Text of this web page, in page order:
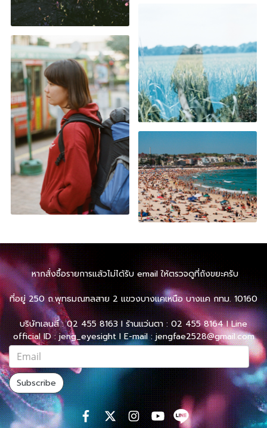
หากสั่งซื้อรายการแล้วไม่ได้รับ email ให้ตรวจดูที่ถังขยะครับ
ที่อยู่ 250 ถ.พุทธมณฑลสาย 2 แขวงบางแคเหนือ บางแค กทม. 10160
บริษัทเลนส์ : 02 455 8163 l ร้านแว่นตา : 02 455 8164 l Line
official ID : jeng_eyesight l E-mail : jengfae2528@gmail.com
Subscribe